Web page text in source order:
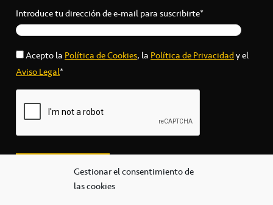
Gestionar el consentimiento de
las cookies
Introduce tu dirección de e-mail para suscribirte*
Acepto laPolítica de Cookies, laPolítica de Privacidady el
Aviso Legal*